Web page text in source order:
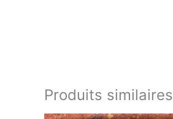
Produits similaires